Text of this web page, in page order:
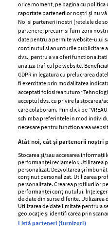
ELLE Style Awards
2024
Despre ELLE
Romania
Contact
Abonamente
GSP
Unica
Baby
Retete
Pariază responsabil!
Jocurile de noroc
orice moment, pe pagina cu
raportate partenerilor noștri și nu vă
Noi si partenerii nostri (retelele de
partenere, precum si furnizorii
date pentru a permite website-ului
continutul si anunturile publicitare
dvs., pentru a va oferi
analiza traficul pe website.
GDPR in legatura cu prelucrarea
fi exercitate prin modalitatea
acceptati folosirea tuturor
acceptul dvs. cu privire la stocarea/
care colaboram. Prin click pe “VREAU
schimba preferintele in mod
necesare pentru functionarea
Atât noi, cât și partenerii noștri
Stocarea și/sau accesarea
performanței reclamelor.
personalizat. Dezvoltarea și
conținut personalizat. Utilizarea
personalizate. Crearea profilurilor
performanței conținutului.
de date din surse diferite.
Utilizarea de date limitate pentru a
geolocație și identificarea prin
Listă parteneri (furnizori)